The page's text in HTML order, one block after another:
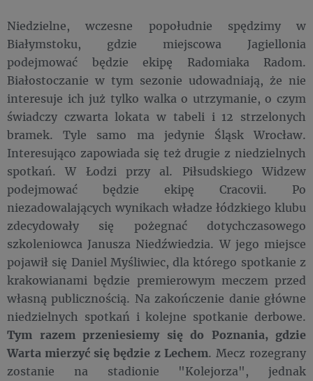
Niedzielne, wczesne popołudnie spędzimy w
Białymstoku, gdzie miejscowa Jagiellonia
podejmować będzie ekipę Radomiaka Radom.
Białostoczanie w tym sezonie udowadniają, że nie
interesuje ich już tylko walka o utrzymanie, o czym
świadczy czwarta lokata w tabeli i 12 strzelonych
bramek. Tyle samo ma jedynie Śląsk Wrocław.
Interesująco zapowiada się też drugie z niedzielnych
spotkań. W Łodzi przy al. Piłsudskiego Widzew
podejmować będzie ekipę Cracovii. Po
niezadowalających wynikach władze łódzkiego klubu
zdecydowały się pożegnać dotychczasowego
szkoleniowca Janusza Niedźwiedzia. W jego miejsce
pojawił się Daniel Myśliwiec, dla którego spotkanie z
krakowianami będzie premierowym meczem przed
własną publicznością. Na zakończenie danie główne
niedzielnych spotkań i kolejne spotkanie derbowe.
Tym razem przeniesiemy się do Poznania, gdzie
Warta mierzyć się będzie z Lechem. Mecz rozegrany
zostanie na stadionie "Kolejorza", jednak